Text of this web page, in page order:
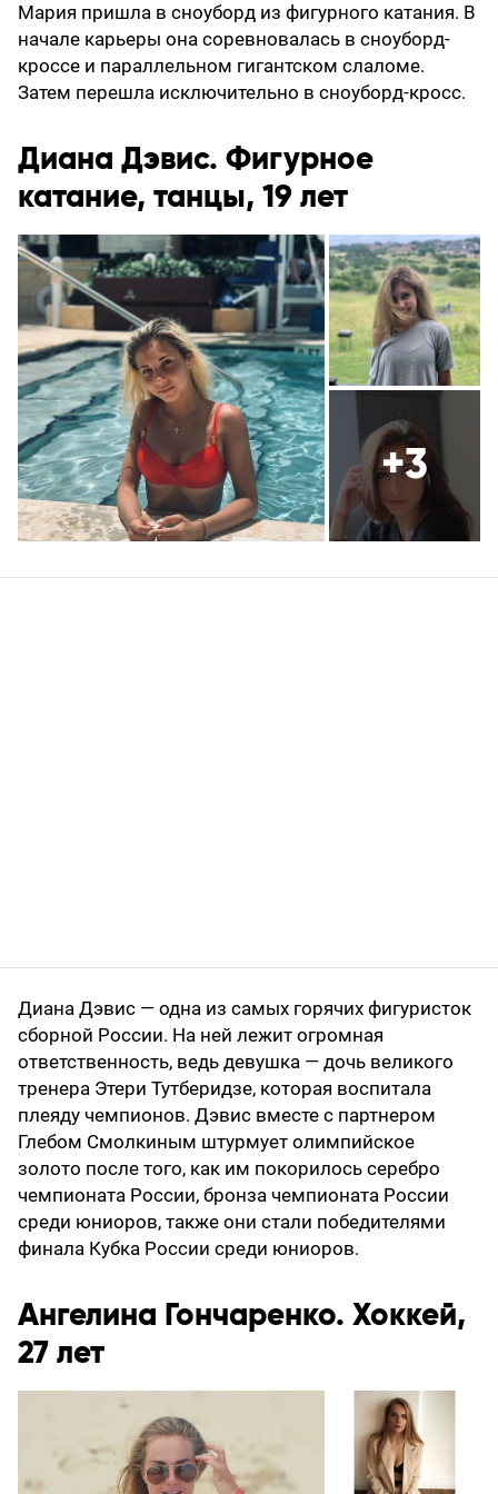
Мария пришла в сноуборд из фигурного катания. В
начале карьеры она соревновалась в сноуборд-
кроссе и параллельном гигантском слаломе.
Затем перешла исключительно в сноуборд-кросс.
Диана Дэвис. Фигурное
катание, танцы, 19 лет
+3
Диана Дэвис — одна из самых горячих фигуристок
сборной России. На ней лежит огромная
ответственность, ведь девушка — дочь великого
тренера Этери Тутберидзе, которая воспитала
плеяду чемпионов. Дэвис вместе с партнером
Глебом Смолкиным штурмует олимпийское
золото после того, как им покорилось серебро
чемпионата России, бронза чемпионата России
среди юниоров, также они стали победителями
финала Кубка России среди юниоров.
Ангелина Гончаренко. Хоккей,
27 лет